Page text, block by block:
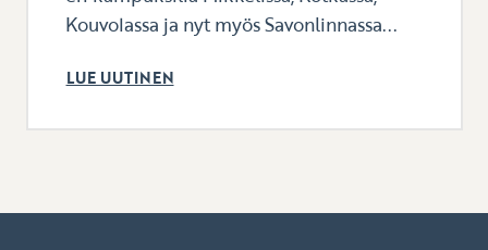
Kouvolassa ja nyt myös Savonlinnassa...
LUE UUTINEN